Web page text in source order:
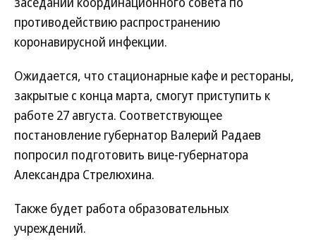
противодействию распространению
коронавирусной инфекции.
Ожидается, что стационарные кафе и рестораны,
закрытые с конца марта, смогут приступить к
работе 27 августа. Соответствующее
постановление губернатор Валерий Радаев
попросил подготовить вице-губернатора
Александра Стрелюхина.
Также будет работа образовательных
учреждений.